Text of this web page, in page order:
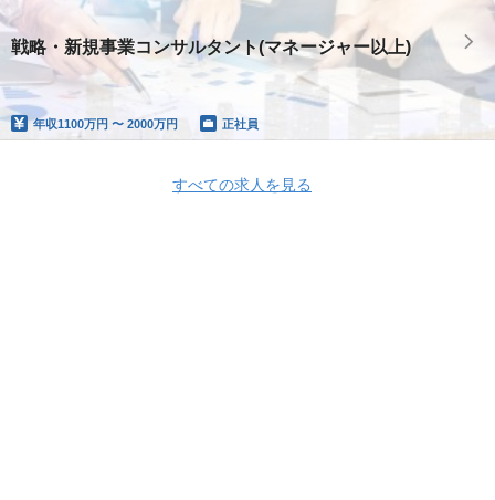
戦略・新規事業コンサルタント(マネージャー以上)
年収1100万円 〜 2000万円 正社員
すべての求人を見る